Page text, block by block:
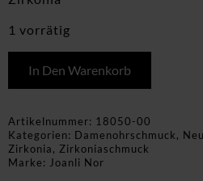
1 vorrätig
In Den Warenkorb
Artikelnummer: 18050-00
Kategorien: Damenohrschmuck,
Zirkonia, Zirkoniaschmuck
Marke: Joanli Nor